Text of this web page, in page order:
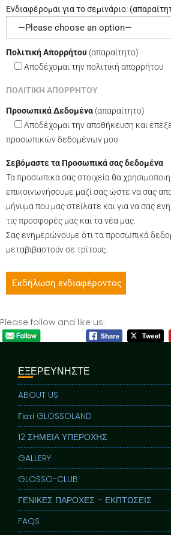
Ενδιαφέρομαι για το σεμινάριο:
Πολιτική Απορρήτου (απαραίτητο)
Aποδέχομαι την πολιτική απορρήτου
ΠΟΛΙΤΙΚΗ ΑΠΟΡΡΗΤΟΥ
Προσωπικά Δεδομένα (απαραίτητο)
Αποδέχομαι την αποθήκευση και
προσωπικών δεδομένων μου
Σεβόμαστε τα Προσωπικά σας δεδομένα
Τα προσωπικά σας στοιχεία θα
επικοινωνήσουμε μαζί σας ώστε να σας
μήνυμα που μας στείλατε και για να σας
τις προσφορές μας και τα νέα μας.
Σας ενημερώνουμε ότι τα προσωπικά
μεταβιβαστούν σε τρίτους.
Please follow and like us:
ΕΞΕΡΕΥΝΗΣΤΕ
ABOUT US
Γιατί GLOSSOLAND
12 ΣΗΜΕΙΑ ΥΠΕΡΟΧΗΣ
GALLERY
GLOSSO-CLUB
ΓΕΝΙΚΕΣ ΠΑΡΟΧΕΣ – ΕΚΠΤΩΣΕΙΣ
FAQS